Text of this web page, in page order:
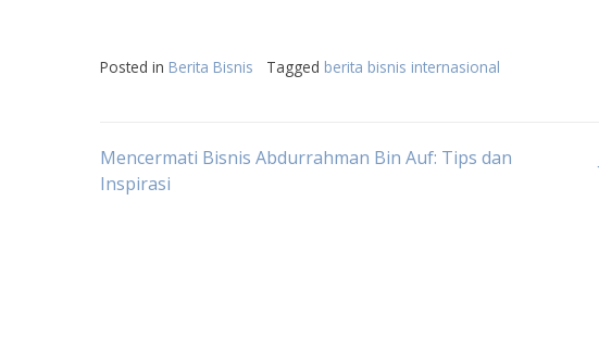
Posted in Berita Bisnis Tagged berita bisnis internasional
Post
Mencermati Bisnis Abdurrahman Bin Auf: Tips dan
Inspirasi